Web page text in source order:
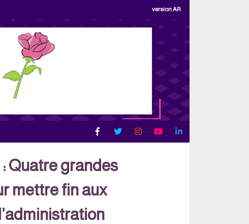
version AR
Quatre grandes
mettre fin aux